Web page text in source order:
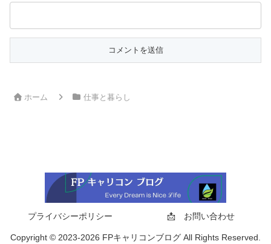
ホーム 仕事と暮らし
プライバシーポリシー 📩 お問い合わせ
Copyright © 2023-2026 FPキャリコンブログ All Rights Reserved.